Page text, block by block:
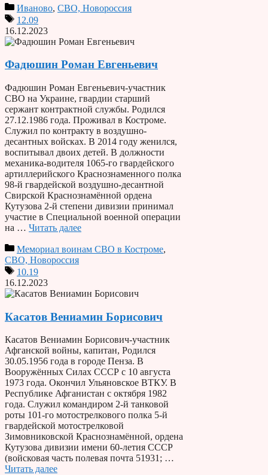
Иваново, СВО, Новороссия
12.09
16.12.2023
Фадюшин Роман Евгеньевич
Фадюшин Роман Евгеньевич-участник
СВО на Украине, гвардии старший
сержант контрактной службы. Родился
27.12.1986 года. Проживал в Костроме.
Служил по контракту в воздушно-
десантных войсках. В 2014 году женился,
воспитывал двоих детей. В должности
механика-водителя 1065-го гвардейского
артиллерийского Краснознаменного полка
98-й гвардейской воздушно-десантной
Свирской Краснознамённой ордена
Кутузова 2-й степени дивизии принимал
участие в Специальной военной операции
на … Читать далее
Мемориал воинам СВО в Костроме,
СВО, Новороссия
10.19
16.12.2023
Касатов Вениамин Борисович
Касатов Вениамин Борисович-участник
Афганской войны, капитан, Родился
30.05.1956 года в городе Пенза. В
Вооружённых Силах СССР с 10 августа
1973 года. Окончил Ульяновское ВТКУ. В
Республике Афганистан с октября 1982
года. Служил командиром 2-й танковой
роты 101-го мотострелкового полка 5-й
гвардейской мотострелковой
Зимовниковской Краснознамённой, ордена
Кутузова дивизии имени 60-летия СССР
(войсковая часть полевая почта 51931; …
Читать далее